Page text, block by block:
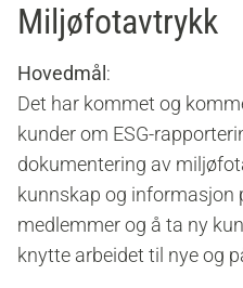
Miljøfotavtrykk
Hovedmål :
Det har kommet og
kunder om ESG-
dokumentering av
kunnskap og informasjon
medlemmer og å ta ny
knytte arbeidet til nye og